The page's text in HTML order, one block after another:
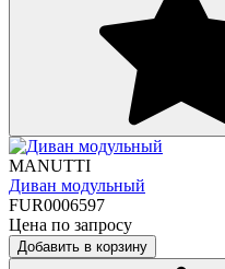
MANUTTI
Диван модульный
FUR0006597
Цена по запросу
Добавить в корзину